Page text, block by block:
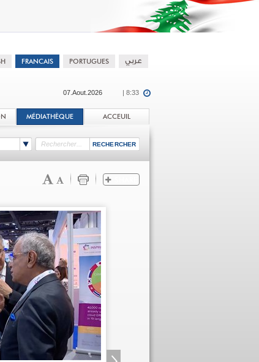
07.Aout.2026 | 8:33
MÉDIATHÈQUE ACCEUIL